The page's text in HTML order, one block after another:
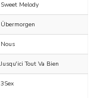
Sweet Melody
Übermorgen
Nous
Jusqu'ici Tout Va Bien
3Sex